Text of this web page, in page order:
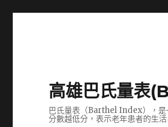
高雄巴氏量表
巴氏量表（Barthel Index），是
分數越低分，表示老年患者的生活